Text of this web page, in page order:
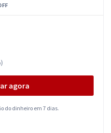
agora
do dinheiro em 7 dias.